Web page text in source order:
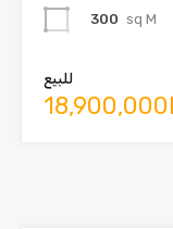
300 sq M
للبيع